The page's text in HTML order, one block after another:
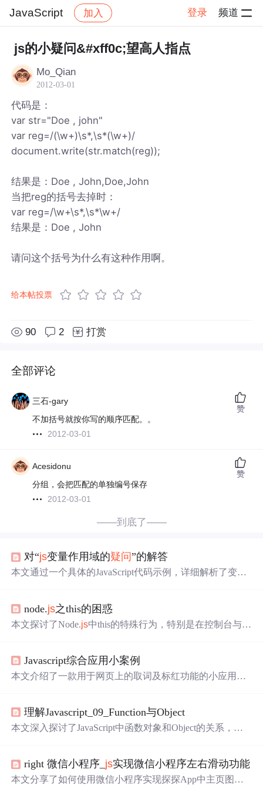
JavaScript 加入 登录 频道
社区 JavaScript 帖子详情
js的小疑问&#xff0c;望高人指点
Mo_Qian
2012-03-01
代码是：
var str="Doe , john"
var reg=/(\w+)\s*,\s*(\w+)/
document.write(str.match(reg));
结果是：Doe , John,Doe,John
当把reg的括号去掉时：
var reg=/\w+\s*,\s*\w+/
结果是：Doe , John
请问这个括号为什么有这种作用啊。
给本帖投票
90 2 打赏
全部评论
三石-gary
不加括号就按你写的顺序匹配。。
2012-03-01
赞
Acesidonu
分组，会把匹配的单独编号保存
2012-03-01
赞
——到底了——
对“js变量作用域的疑问”的解答
本文通过一个具体的JavaScript代码示例，详细解析了变量
node.js之this的困惑
本文探讨了Node.js中this的特殊行为，特别是在控制台与文
Javascript综合应用小案例
本文介绍了一款用于网页上的取词及标红功能的小应用。
理解Javascript_09_Function与Object
本文深入探讨了JavaScript中函数对象和Object的关系，解
间的继承关系。
right 微信小程序_ js实现微信小程序左右滑动功能
本文分享了如何使用微信小程序实现探探App中主页图片